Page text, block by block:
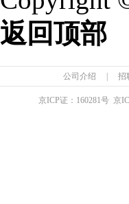
返回顶部
公司介绍 招
京ICP证： 160281号 京